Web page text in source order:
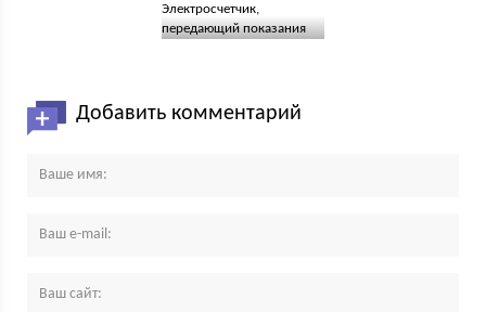
Электросчетчик,
передающий показания
Добавить комментарий